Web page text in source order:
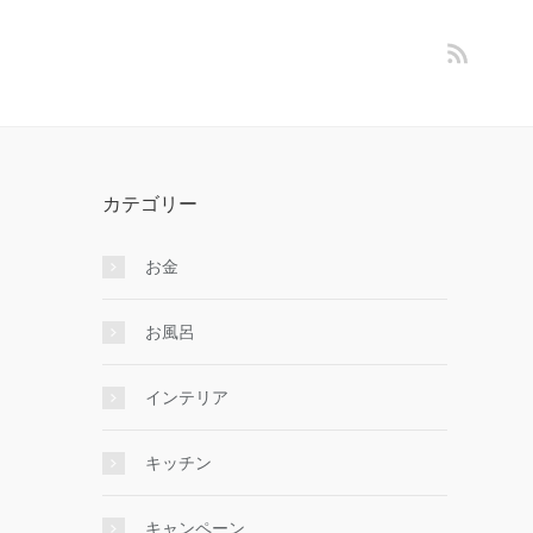
カテゴリー
お金
お風呂
インテリア
キッチン
キャンペーン